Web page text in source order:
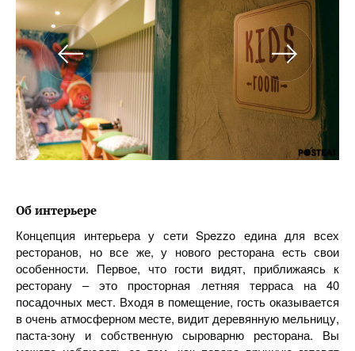
Об интерьере
Концепция интерьера у сети Spezzo едина для всех
ресторанов, но все же, у нового ресторана есть свои
особенности. Первое, что гости видят, приближаясь к
ресторану – это просторная летняя терраса на 40
посадочных мест. Входя в помещение, гость оказывается
в очень атмосферном месте, видит деревянную мельницу,
паста-зону и собственную сыроварню ресторана. Вы